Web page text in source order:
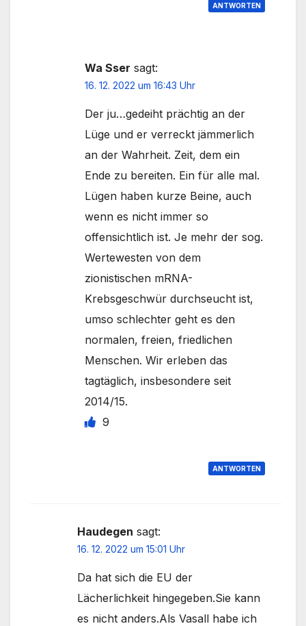
ANTWORTEN
Wa Sser sagt:
16. 12. 2022 um 16:43 Uhr
Der ju…gedeiht prächtig an der
Lüge und er verreckt jämmerlich
an der Wahrheit. Zeit, dem ein
Ende zu bereiten. Ein für alle mal.
Lügen haben kurze Beine, auch
wenn es nicht immer so
offensichtlich ist. Je mehr der sog.
Wertewesten von dem
zionistischen mRNA-
Krebsgeschwür durchseucht ist,
umso schlechter geht es den
normalen, freien, friedlichen
Menschen. Wir erleben das
tagtäglich, insbesondere seit
2014/15.
9
ANTWORTEN
Haudegen sagt:
16. 12. 2022 um 15:01 Uhr
Da hat sich die EU der
Lächerlichkeit hingegeben.Sie kann
es nicht anders.Als Vasall habe ich